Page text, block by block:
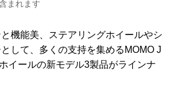
まれます
機能美、ステアリングホイールやシ
して、多くの支持を集めるMOMO J
イールの新モデル3製品がラインナ